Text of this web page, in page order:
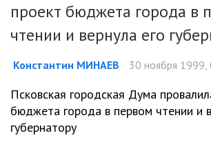
проект бюджета города в
чтении и вернула его
Константин МИНАЕВ 30 ноября 1999,
Псковская городская Дума
бюджета города в первом чтении и
губернатору